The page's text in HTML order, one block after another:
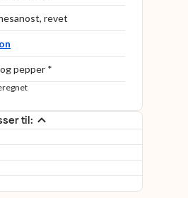
revet
pepper *
til: